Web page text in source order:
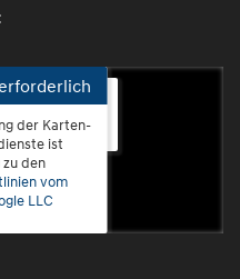
Rauental
der Karten-
ist
den
vom
LLC